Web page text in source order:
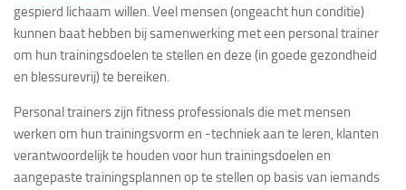
gespierd lichaam willen. Veel mensen (ongeacht hun conditie)
kunnen baat hebben bij samenwerking met een personal trainer
om hun trainingsdoelen te stellen en deze (in goede gezondheid
en blessurevrij) te bereiken.
Personal trainers zijn fitness professionals die met mensen
werken om hun trainingsvorm en -techniek aan te leren, klanten
verantwoordelijk te houden voor hun trainingsdoelen en
aangepaste trainingsplannen op te stellen op basis van iemands